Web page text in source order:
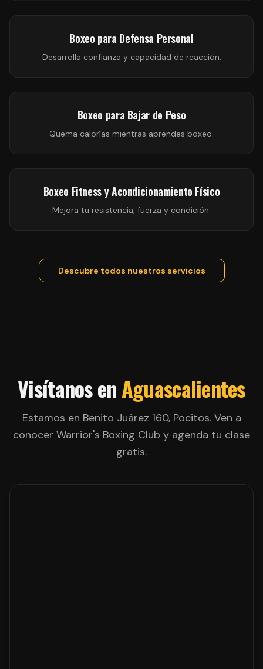
Boxeo para Defensa Personal
Desarrolla confianza y capacidad de reacción.
Boxeo para Bajar de Peso
Quema calorías mientras aprendes boxeo.
Boxeo Fitness y Acondicionamiento Físico
Mejora tu resistencia, fuerza y condición.
Descubre todos nuestros servicios
Visítanos enAguascalientes
Estamos en Benito Juárez 160, Pocitos. Ven a
conocer Warrior's Boxing Club y agenda tu clase
gratis.